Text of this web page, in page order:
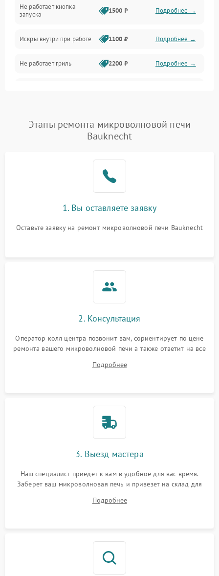
Нагрев и приготовление
Программное обеспечение
Не работает кнопка
запуска
1500 ₽ Подробнее →
Искры внутри при работе 1100 ₽ Подробнее →
Не работает гриль 2200 ₽ Подробнее →
Появление запаха гари Подробнее →
2400 ₽ Подробнее →
Не горит подсветка 2000 ₽
Этапы ремонта микроволновой печи
Bauknecht
1. Вы оставляете заявку
Оставьте заявку на ремонт микроволновой печи Bauknecht
2. Консультация
Оператор колл центра позвонит вам, сориентирует по цене
ремонта вашего микроволновой печи а также ответит на все
Подробнее
3. Выезд мастера
Наш специалист приедет к вам в удобное для вас время.
Заберет ваш микроволновая печь и привезет на склад для
Подробнее